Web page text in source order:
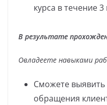
курса в течение
В результате
Овладеете навыками
Сможете
обращения